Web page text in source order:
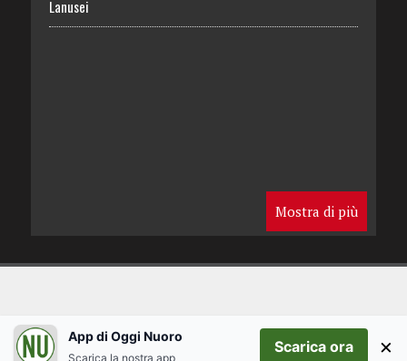
Lanusei
Mostra di più
App di Oggi Nuoro
Scarica la nostra app
Scarica ora ×